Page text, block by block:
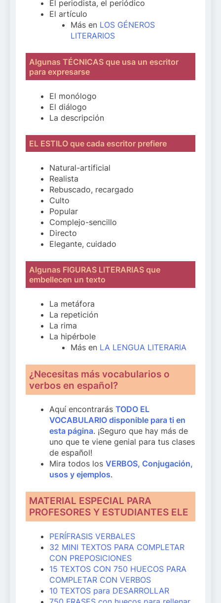
El periodista, el periódico
El artículo
Más en LOS GÉNEROS
LITERARIOS
Algunas TÉCNICAS que usa un escritor
para expresarse
El monólogo
El diálogo
La descripción
EL ESTILO que cada escritor prefiere
Natural-artificial
Realista
Rebuscado, recargado
Culto
Popular
Complejo-sencillo
Directo
Elegante, cuidado
Algunas FIGURAS LITERARIAS que
embellecen un texto
La metáfora
La repetición
La rima
La hipérbole
Más en LA LENGUA LITERARIA
¿Necesitas más vocabularios o
verbos en español?
Aquí encontrarás TODO EL
VOCABULARIO disponible para ti en
esta página. ¡Seguro que hay más de
uno que te viene genial para tus clases
de español!
Mira todos los VERBOS, Conjugación,
usos y ejemplos.
MATERIAL ESPECIAL PARA
PROFESORES Y ESTUDIANTES ELE
PERÍFRASIS VERBALES
32 MINI TEXTOS PARA COMPLETAR
CON PREPOSICIONES
15 TEXTOS CON 750 HUECOS PARA
COMPLETAR CON VERBOS
10 TEXTOS para DESARROLLAR